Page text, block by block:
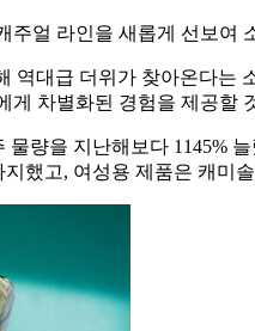
얼 라인을 새롭게 선보여
대급 더위가 찾아온다
게 차별화된 경험을 제공할
량을 지난해보다 1145%
했고, 여성용 제품은 캐